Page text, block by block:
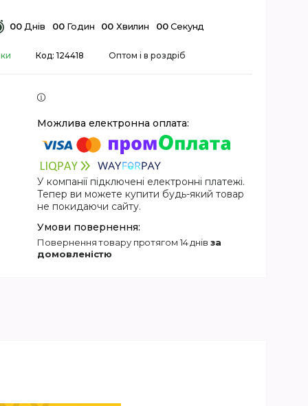
00 Днів 00 Годин 00 Хвилин 00 Секунд
Оптом і в роздріб
Код: 124418
У компанії підключені електронні платежі.
Тепер ви можете купити будь-який товар
не покидаючи сайту.
повернення товару протягом 14 днів за
домовленістю